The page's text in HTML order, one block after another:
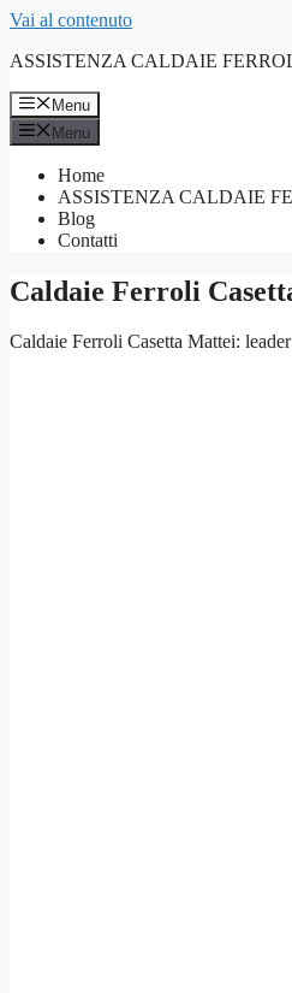
Vai al contenuto
ASSISTENZA CALDAIE
Menu
Menu
Home
ASSISTENZA CALDAIE
Blog
Contatti
Caldaie Ferroli
Caldaie Ferroli Casetta Mattei: